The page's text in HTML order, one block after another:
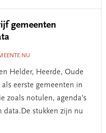
gemeenten
Helder, Heerde, Oude
als eerste gemeenten in
zoals notulen, agenda’s
data.De stukken zijn nu